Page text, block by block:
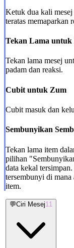
Ketuk dua kali
teratas memaparkan
Tekan Lama untuk
Tekan lama mesej
padam dan reaksi.
Cubit untuk Zum
Cubit masuk dan
Sembunyikan
Tekan lama item
pilihan
data kekal
tersembunyi di
item.
💬Ciri Mesej11